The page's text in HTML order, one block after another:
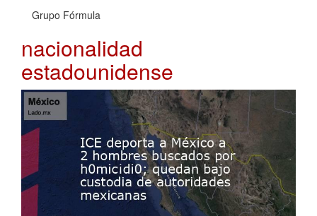
Grupo Fórmula
nacionalidad
estadounidense